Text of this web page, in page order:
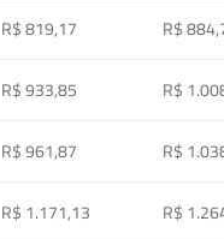
R$ 819,17
R$
R$ 933,85
R$
R$ 961,87
R$
R$ 1.171,13
R$